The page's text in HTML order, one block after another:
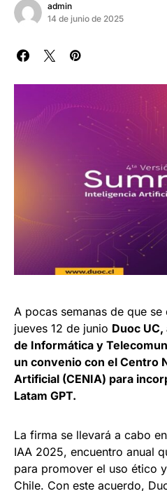
admin
14 de junio de 2025
A pocas semanas de que se
jueves 12 de junio Duoc
de Informática y
un convenio con el Centro
Artificial (CENIA) para
Latam GPT.
La firma se llevará a cabo
IAA 2025, encuentro anual
para promover el uso ético
Chile. Con este acuerdo,